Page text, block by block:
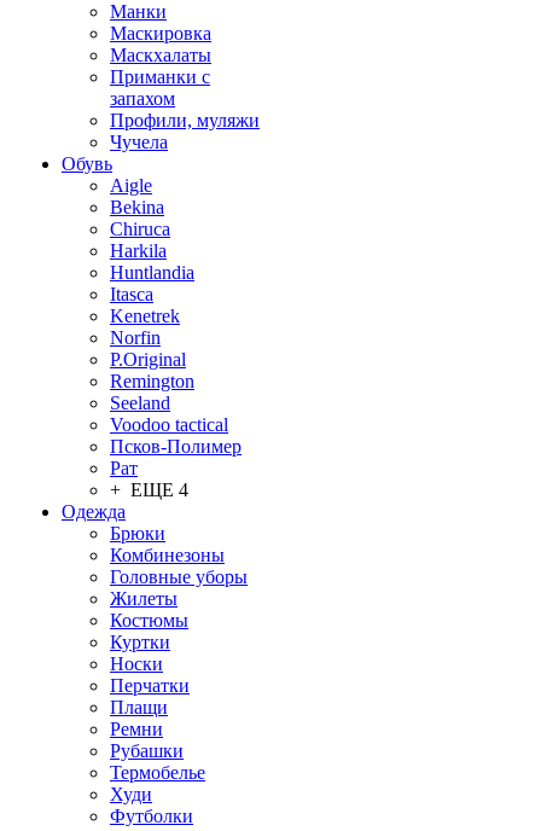
Манки
Маскировка
Маскхалаты
Приманки с
запахом
Профили, муляжи
Чучела
Обувь
Aigle
Bekina
Chiruсa
Harkila
Huntlandia
Itasca
Kenetrek
Norfin
P.Original
Remington
Seeland
Voodoo tactical
Псков-Полимер
Рат
+ ЕЩЕ 4
Одежда
Брюки
Комбинезоны
Головные уборы
Жилеты
Костюмы
Куртки
Носки
Перчатки
Плащи
Ремни
Рубашки
Термобелье
Худи
Футболки